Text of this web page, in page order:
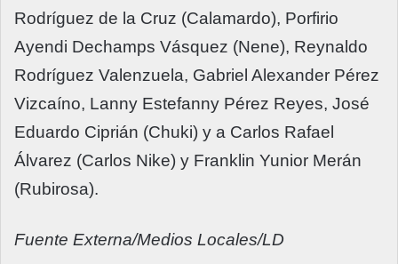
Rodríguez de la Cruz (Calamardo), Porfirio
Ayendi Dechamps Vásquez (Nene), Reynaldo
Rodríguez Valenzuela, Gabriel Alexander Pérez
Vizcaíno, Lanny Estefanny Pérez Reyes, José
Eduardo Ciprián (Chuki) y a Carlos Rafael
Álvarez (Carlos Nike) y Franklin Yunior Merán
(Rubirosa).
Fuente Externa/Medios Locales/LD